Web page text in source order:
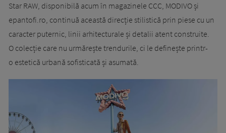
Star RAW, disponibilă acum în magazinele CCC, MODIVO și
epantofi.ro, continuă această direcție stilistică prin piese cu un
caracter puternic, linii arhitecturale și detalii atent construite.
O colecție care nu urmărește trendurile, ci le definește printr-
o estetică urbană sofisticată și asumată.